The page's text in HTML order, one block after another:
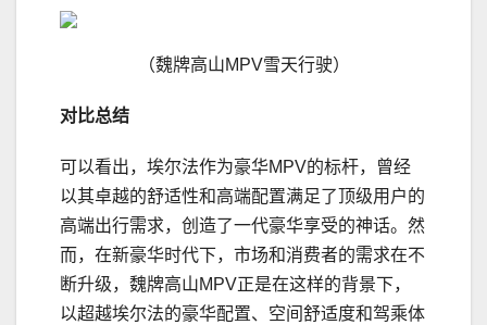
（魏牌高山MPV雪天行驶）
对比总结
可以看出，埃尔法作为豪华MPV的标杆，曾经
以其卓越的舒适性和高端配置满足了顶级用户的
高端出行需求，创造了一代豪华享受的神话。然
而，在新豪华时代下，市场和消费者的需求在不
断升级，魏牌高山MPV正是在这样的背景下，
以超越埃尔法的豪华配置、空间舒适度和驾乘体